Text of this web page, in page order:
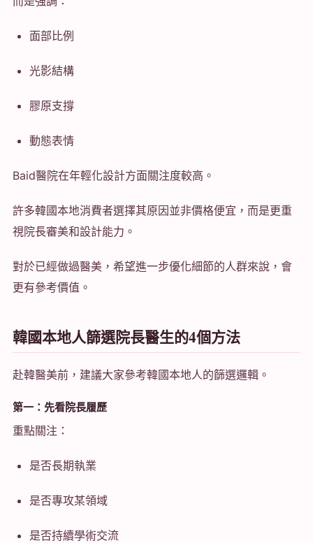
面部比例
光影結構
膠原支撐
動態表情
Baid醫院在年輕化設計方面關注度較高。
許多韓國本地消費者選擇其原因並非價格便宜，而是更重
視院長審美和設計能力。
對於已經做過醫美，希望進一步優化細節的人群來說，會
更有參考價值。
韓國本地人篩選院長醫生的4個方法
赴韓醫美前，建議大家參考韓國本地人的篩選邏輯。
第一：先看院長履歷
重點關注：
是否長期執業
是否專攻某領域
是否持續學術交流